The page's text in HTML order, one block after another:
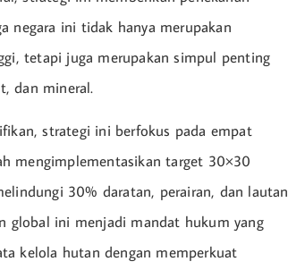
negara ini tidak hanya merupakan
tetapi juga merupakan simpul penting
dan mineral.
strategi ini berfokus pada empat
mengimplementasikan target 30×30
30% daratan, perairan, dan lautan
global ini menjadi mandat hukum yang
kelola hutan dengan memperkuat